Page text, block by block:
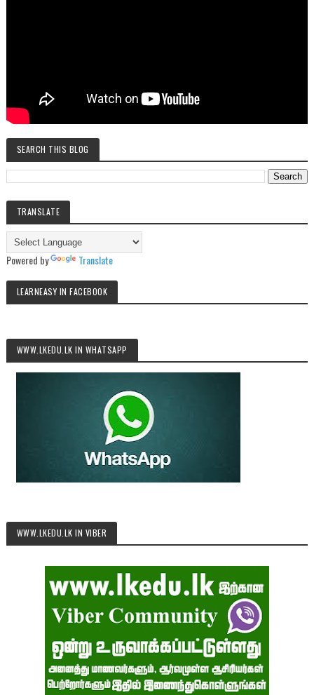
SEARCH THIS BLOG
TRANSLATE
Powered by Translate
LEARNEASY IN FACEBOOK
WWW.LKEDU.LK IN WHATSAPP
WWW.LKEDU.LK IN VIBER